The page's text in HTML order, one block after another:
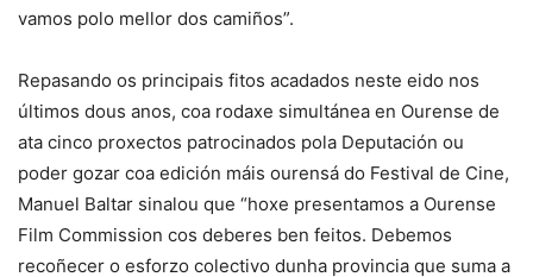
vamos polo mellor dos camiños”.
Repasando os principais fitos acadados neste eido nos
últimos dous anos, coa rodaxe simultánea en Ourense de
ata cinco proxectos patrocinados pola Deputación ou
poder gozar coa edición máis ourensá do Festival de Cine,
Manuel Baltar sinalou que “hoxe presentamos a Ourense
Film Commission cos deberes ben feitos. Debemos
recoñecer o esforzo colectivo dunha provincia que suma a